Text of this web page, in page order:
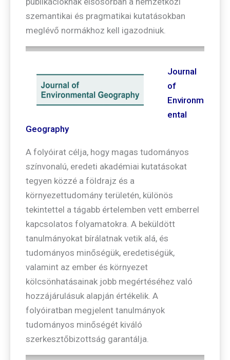
szemantikai és pragmatikai kutatásokban
meglévő normákhoz kell igazodniuk.
Journal
of
Environm
ental
Geography
A folyóirat célja, hogy magas tudományos
színvonalú, eredeti akadémiai kutatásokat
tegyen közzé a földrajz és a
környezettudomány területén, különös
tekintettel a tágabb értelemben vett emberrel
kapcsolatos folyamatokra. A beküldött
tanulmányokat bírálatnak vetik alá, és
tudományos minőségük, eredetiségük,
valamint az ember és környezet
kölcsönhatásainak jobb megértéséhez való
hozzájárulásuk alapján értékelik. A
folyóiratban megjelent tanulmányok
tudományos minőségét kiváló
szerkesztőbizottság garantálja.